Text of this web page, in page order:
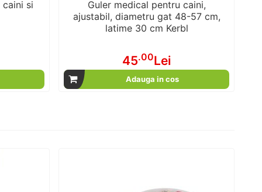
si
Guler medical pentru caini,
ajustabil, diametru gat 48-57 cm,
latime 30 cm Kerbl
45.00Lei
Adauga in cos